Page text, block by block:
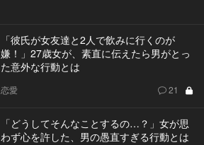
「彼氏が女友達と2人で飲みに行くのが
嫌！」27歳女が、素直に伝えたら男がとっ
た意外な行動とは
恋愛 21
「どうしてそんなことするの…？」女が思
わず心を許した、男の愚直すぎる行動とは